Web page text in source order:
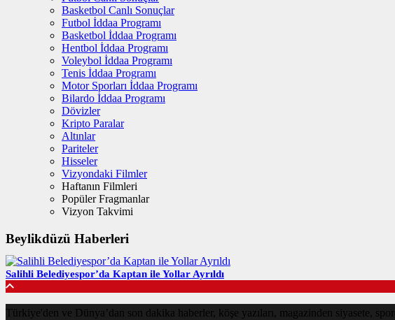
Basketbol Canlı Sonuçlar
Futbol İddaa Programı
Basketbol İddaa Programı
Hentbol İddaa Programı
Voleybol İddaa Programı
Tenis İddaa Programı
Motor Sporları İddaa Programı
Bilardo İddaa Programı
Dövizler
Kripto Paralar
Altınlar
Pariteler
Hisseler
Vizyondaki Filmler
Haftanın Filmleri
Popüler Fragmanlar
Vizyon Takvimi
Beylikdüzü Haberleri
Salihli Belediyespor’da Kaptan ile Yollar Ayrıldı
Türkiye'den ve Dünya’dan son dakika haberler, köşe yazıları, magazinden siyasete,